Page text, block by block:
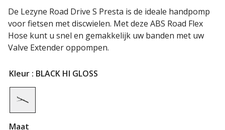
De Lezyne Road Drive S Presta is de ideale handpomp
voor fietsen met discwielen. Met deze ABS Road Flex
Hose kunt u snel en gemakkelijk uw banden met uw
Valve Extender oppompen.
Kleur : BLACK HI GLOSS
Maat